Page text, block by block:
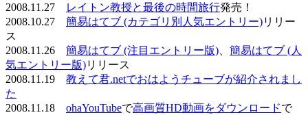
2008.11.27
レイトン教授と最後の時間旅行発売！
2008.10.27 簡易はてブ (カテゴリ別人気エントリー)リリー
ス
2008.11.26 簡易はてブ (注目エントリー版)
簡易はてブ (人
気エントリー版)リリース
2008.11.19 教えて君.netでおはようチューブが紹介されまし
た
2008.11.18 ohaYouTubeで高画質HD動画をダウンロードで